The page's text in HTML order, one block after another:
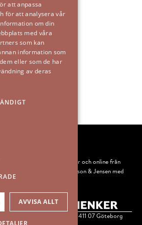
och design i butiker och online från
Mateus, Ernst, Bruka, Olsson & Jensen med
| Drottninggatan 40-44, 411 07 Göteborg
att anpassa
för att analysera vår
om din
med våra
som kan
information som
eller som de har
av deras
AVVISA ALLT